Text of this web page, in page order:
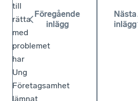
till
rätta
med
problemet
har
Ung
Företagsamhet
lämnat
Föregående
inlägg
Nästa
inlägg